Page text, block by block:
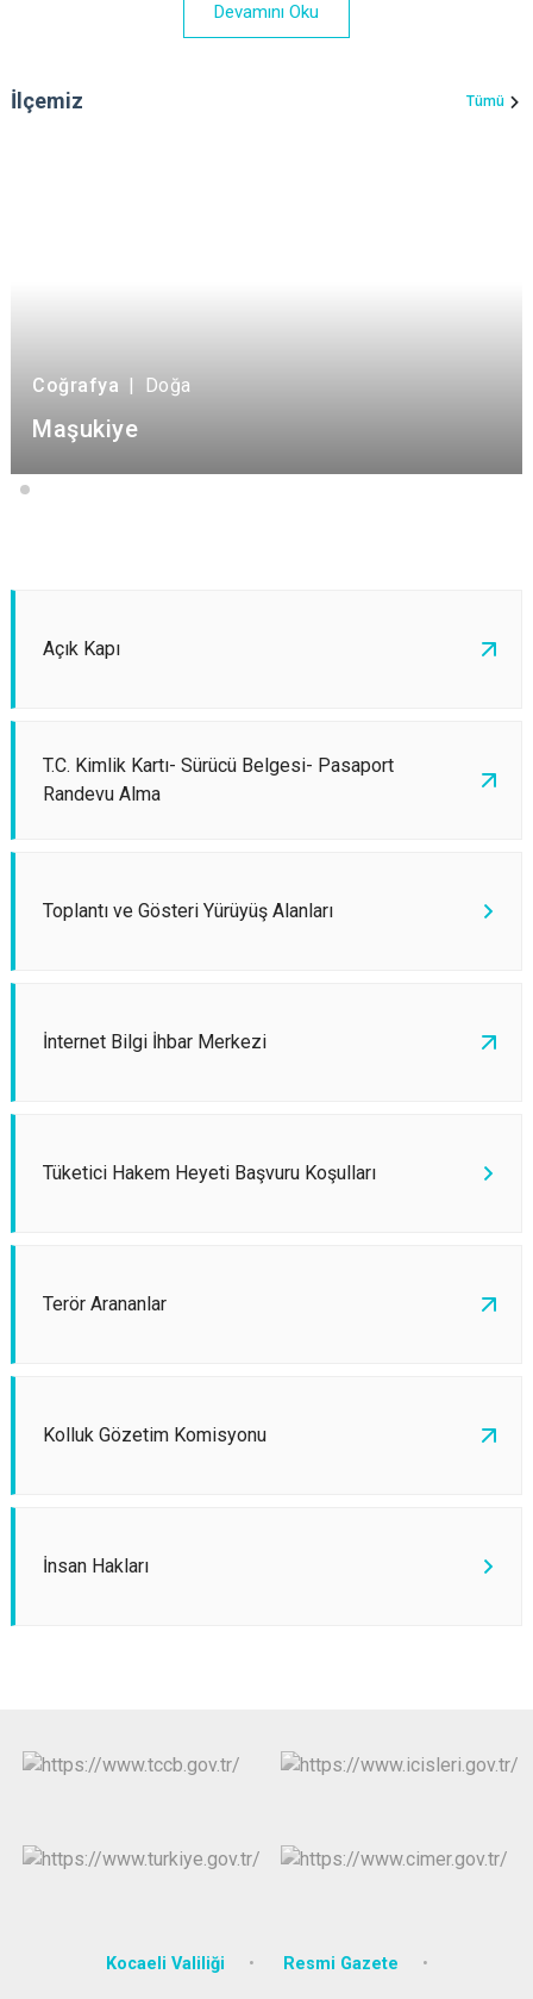
Devamını Oku
İlçemiz Tümü
Coğrafya | Doğa
Maşukiye
Açık Kapı
T.C. Kimlik Kartı- Sürücü Belgesi- Pasaport
Randevu Alma
Toplantı ve Gösteri Yürüyüş Alanları
İnternet Bilgi İhbar Merkezi
Tüketici Hakem Heyeti Başvuru Koşulları
Terör Arananlar
Kolluk Gözetim Komisyonu
İnsan Hakları
Kocaeli Valiliği Resmi Gazete